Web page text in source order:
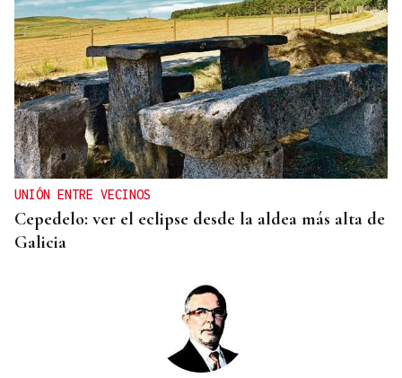
UNIÓN ENTRE VECINOS
Cepedelo: ver el eclipse desde la aldea más alta de
Galicia